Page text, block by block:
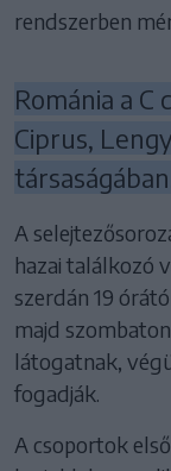
rendszerben
Románia a
Ciprus,
A
hazai találkozó
szerdán 19
majd
látogatnak,
fogadják.
A csoportok